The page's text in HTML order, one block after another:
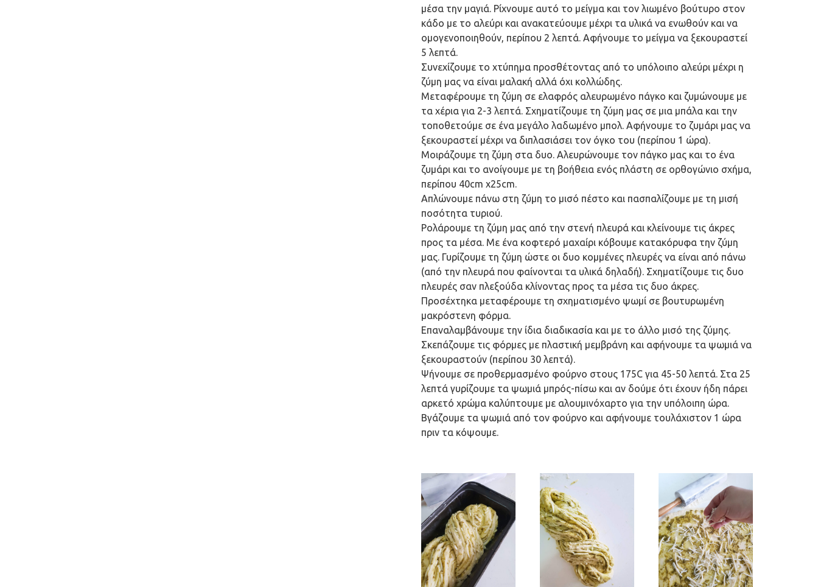
μέσα την μαγιά. Ρίχνουμε αυτό το μείγμα και τον λιωμένο βούτυρο στον
κάδο με το αλεύρι και ανακατεύουμε μέχρι τα υλικά να ενωθούν και να
ομογενοποιηθούν, περίπου 2 λεπτά. Αφήνουμε το μείγμα να ξεκουραστεί
5 λεπτά.
Συνεχίζουμε το χτύπημα προσθέτοντας από το υπόλοιπο αλεύρι μέχρι η
ζύμη μας να είναι μαλακή αλλά όχι κολλώδης.
Μεταφέρουμε τη ζύμη σε ελαφρός αλευρωμένο πάγκο και ζυμώνουμε με
τα χέρια για 2-3 λεπτά. Σχηματίζουμε τη ζύμη μας σε μια μπάλα και την
τοποθετούμε σε ένα μεγάλο λαδωμένο μπολ. Αφήνουμε το ζυμάρι μας να
ξεκουραστεί μέχρι να διπλασιάσει τον όγκο του (περίπου 1 ώρα).
Μοιράζουμε τη ζύμη στα δυο. Αλευρώνουμε τον πάγκο μας και το ένα
ζυμάρι και το ανοίγουμε με τη βοήθεια ενός πλάστη σε ορθογώνιο σχήμα,
περίπου 40cm x25cm.
Απλώνουμε πάνω στη ζύμη το μισό πέστο και πασπαλίζουμε με τη μισή
ποσότητα τυριού.
Ρολάρουμε τη ζύμη μας από την στενή πλευρά και κλείνουμε τις άκρες
προς τα μέσα. Με ένα κοφτερό μαχαίρι κόβουμε κατακόρυφα την ζύμη
μας. Γυρίζουμε τη ζύμη ώστε οι δυο κομμένες πλευρές να είναι από πάνω
(από την πλευρά που φαίνονται τα υλικά δηλαδή). Σχηματίζουμε τις δυο
πλευρές σαν πλεξούδα κλίνοντας προς τα μέσα τις δυο άκρες.
Προσέχτηκα μεταφέρουμε τη σχηματισμένο ψωμί σε βουτυρωμένη
μακρόστενη φόρμα.
Επαναλαμβάνουμε την ίδια διαδικασία και με το άλλο μισό της ζύμης.
Σκεπάζουμε τις φόρμες με πλαστική μεμβράνη και αφήνουμε τα ψωμιά να
ξεκουραστούν (περίπου 30 λεπτά).
Ψήνουμε σε προθερμασμένο φούρνο στους 175C για 45-50 λεπτά. Στα 25
λεπτά γυρίζουμε τα ψωμιά μπρός-πίσω και αν δούμε ότι έχουν ήδη πάρει
αρκετό χρώμα καλύπτουμε με αλουμινόχαρτο για την υπόλοιπη ώρα.
Βγάζουμε τα ψωμιά από τον φούρνο και αφήνουμε τουλάχιστον 1 ώρα
πριν τα κόψουμε.